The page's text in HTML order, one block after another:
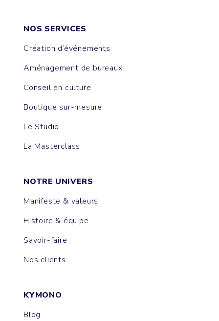
NOS SERVICES
Création d’événements
Aménagement de bureaux
Conseil en culture
Boutique sur-mesure
Le Studio
La Masterclass
NOTRE UNIVERS
Manifeste & valeurs
Histoire & équipe
Savoir-faire
Nos clients
KYMONO
Blog